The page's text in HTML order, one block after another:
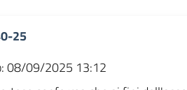
25
08/09/2025 13:12